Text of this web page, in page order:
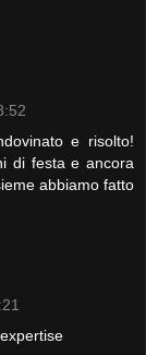
e risolto!
di festa e ancora
abbiamo fatto